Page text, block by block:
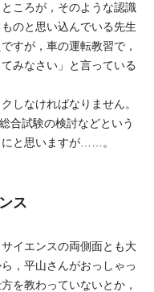
ころが，そのような認識
のと思い込んでいる先生
すが，車の運転教習で，
みなさい」と言っている
しなければなりません。
合試験の検討などという
と思いますが……。
ス
イエンスの両側面とも大
，平山さんがおっしゃっ
を教わっていないとか，